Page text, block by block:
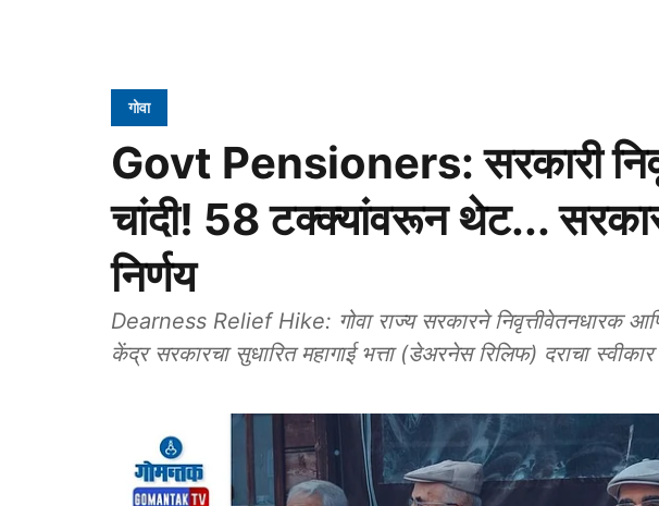
गोवा
Govt Pensioners: सरकारी
चांदी! 58 टक्क्यांवरून थेट...
निर्णय
Dearness Relief Hike: गोवा राज्य सरकारने निवृत्तीवेतनधारक
केंद्र सरकारचा सुधारित महागाई भत्ता (डेअरनेस रिलिफ) दराचा